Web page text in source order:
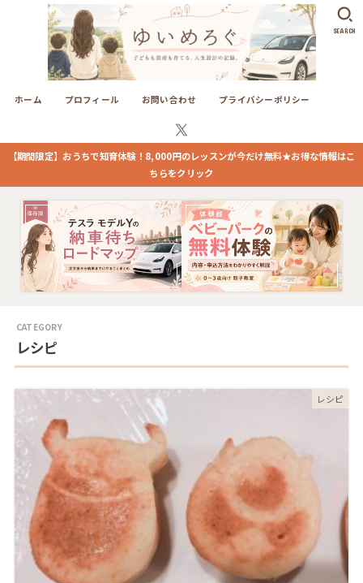
ホーム プロフィール お問い合わせ プライバシーポリシー
SEARCH
【期間限定】おうちで知育体験！8,000円のレッスンが今だけ無料★お得な情報はこ
ちらをクリック
レシピ
レシピ